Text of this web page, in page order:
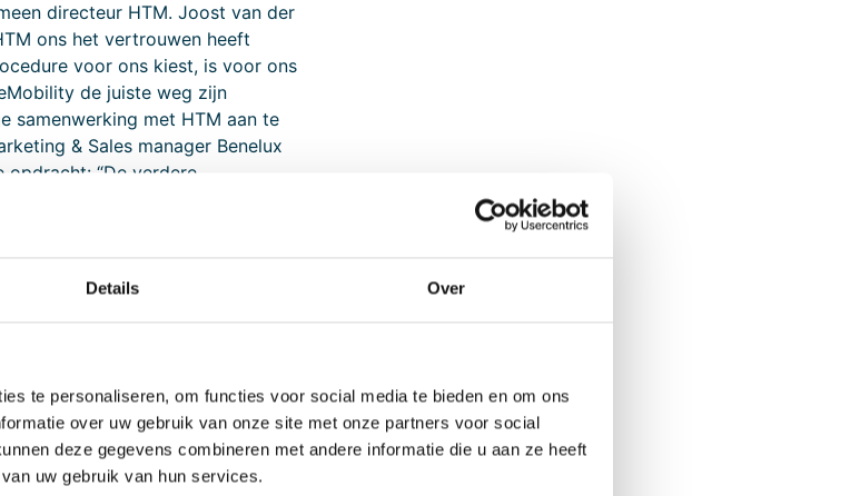
Details Over
te personaliseren, om functies voor social media te bieden en om ons
over uw gebruik van onze site met onze partners voor social
deze gegevens combineren met andere informatie die u aan ze heeft
uw gebruik van hun services.
directeur HTM. Joost van der
ons het vertrouwen heeft
voor ons kiest, is voor ons
de juiste weg zijn
samenwerking met HTM aan te
& Sales manager Benelux
opdracht: “De verdere
van de energietransitie in de
graag haar
Techniek. Een beproefde
deze stap naar emissievrij
nieuwste batterijtechnologie
is. De lage vloer eBussen
het gebied van comfort komen
vriendelijk interieur met een